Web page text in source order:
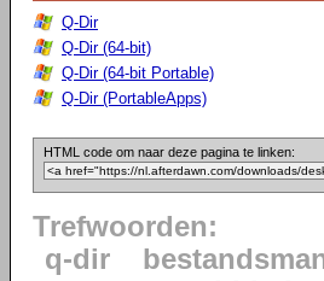
Q-Dir
Q-Dir (64-bit)
Q-Dir (64-bit Portable)
Q-Dir (PortableApps)
HTML code om naar deze pagina te linken:
Trefwoorden:
q-dir